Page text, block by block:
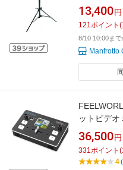
用品 撮影
トレット】
13,400 円
121ポイント (
8/10 10:00ま
Manfrotto
ットビデ
スクリーン
ミング/カ
ーブル/アダ
36,500 円
331ポイント (
4